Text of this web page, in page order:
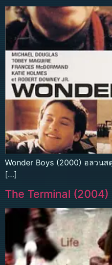
Wonder Boys (2000) อลวนส
[…]
The Terminal